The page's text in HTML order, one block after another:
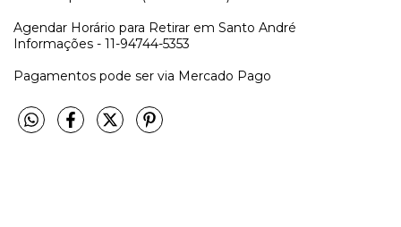
Agendar Horário para Retirar em Santo André
Informações - 11-94744-5353
Pagamentos pode ser via Mercado Pago